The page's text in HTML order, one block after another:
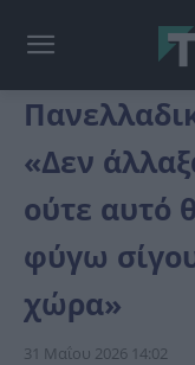
«Δεν
ούτε αυτό
φύγω
χώρα»
31 Μαΐου 2026 14:02